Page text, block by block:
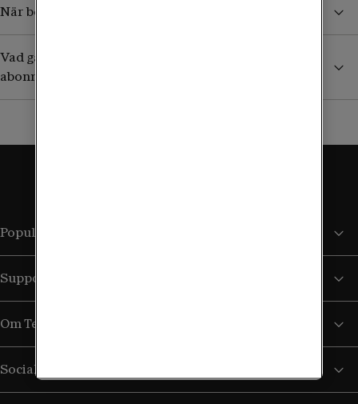
När börjar jag betala för surf och samtal i utlandet?
Vad gäller utomlands om jag har ett äldre obegränsat
abonnemang?
Populära sidor
Support
Om Tele2
Sociala medier